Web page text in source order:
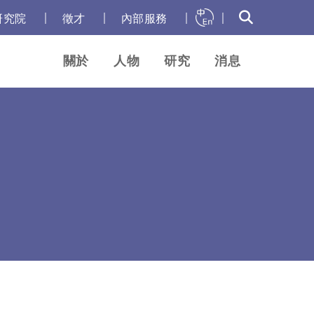
究院 徵才 內部服務
關於 人物 研究 消息